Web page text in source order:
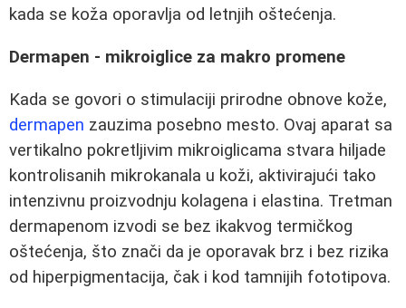
kada se koža oporavlja od letnjih oštećenja.
Dermapen - mikroiglice za makro promene
Kada se govori o stimulaciji prirodne obnove kože,
dermapen zauzima posebno mesto. Ovaj aparat sa
vertikalno pokretljivim mikroiglicama stvara hiljade
kontrolisanih mikrokanala u koži, aktivirajući tako
intenzivnu proizvodnju kolagena i elastina. Tretman
dermapenom izvodi se bez ikakvog termičkog
oštećenja, što znači da je oporavak brz i bez rizika
od hiperpigmentacija, čak i kod tamnijih fototipova.